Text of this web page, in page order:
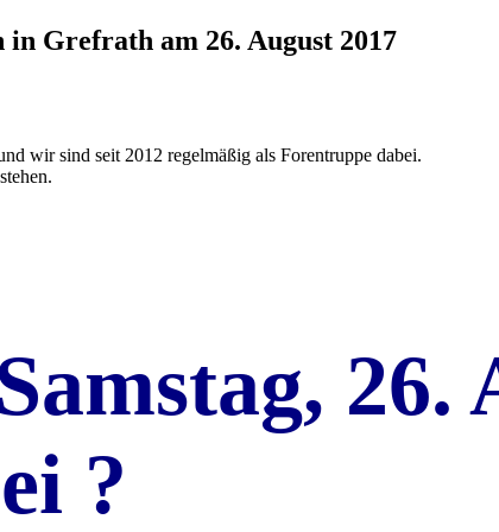
Grefrath am 26. August 2017
wir sind seit 2012 regelmäßig als Forentruppe dabei.
26.
?